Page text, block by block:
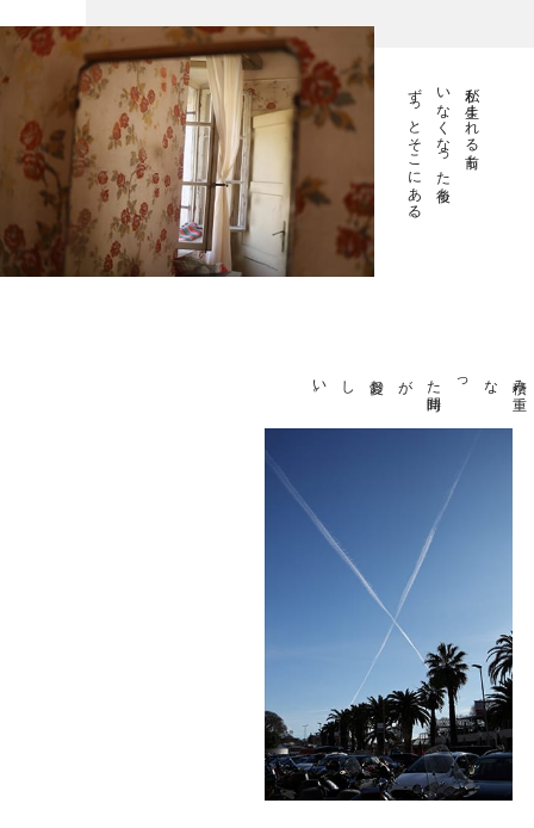
私が生まれる前も
いなくなった後も
ずっとそこにある。
積み
重
なった
時間
が
愛おしい
。